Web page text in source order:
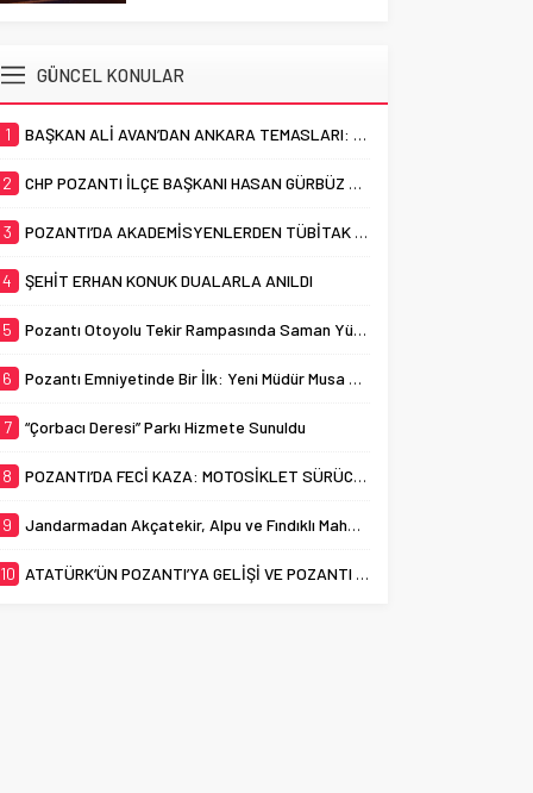
yıllardır “Çorbacı Deresi” adıyla
bilinen...
otomobil ile motosikletin
yaşamını yitirdi. Pozantı’da
gelen trafik kazasında,
Feci kazada motosiklet...
GÜNCEL KONULAR
1 BAŞKAN ALİ AVAN’DAN ANKARA TEMASLARI: “POZANTI İÇİN GÜÇLÜ DESTEK, KESİNTİSİZ HİZMET”
2 CHP POZANTI İLÇE BAŞKANI HASAN GÜRBÜZ OLDU
3 POZANTI’DA AKADEMİSYENLERDEN TÜBİTAK BAŞARISI
4 ŞEHİT ERHAN KONUK DUALARLA ANILDI
5 Pozantı Otoyolu Tekir Rampasında Saman Yüklü Tır Alevlere Teslim Oldu
6 Pozantı Emniyetinde Bir İlk: Yeni Müdür Musa Yabacı Basınla Buluştu
7 “Çorbacı Deresi” Parkı Hizmete Sunuldu
8 POZANTI’DA FECİ KAZA: MOTOSİKLET SÜRÜCÜSÜ HAYATINI KAYBETTİ
9 Jandarmadan Akçatekir, Alpu ve Fındıklı Mahallelerinde Dolandırıcılık Uyarısı
10 ATATÜRK’ÜN POZANTI’YA GELİŞİ VE POZANTI KONGRESİ’NİN 106. YILI KUTLANDI